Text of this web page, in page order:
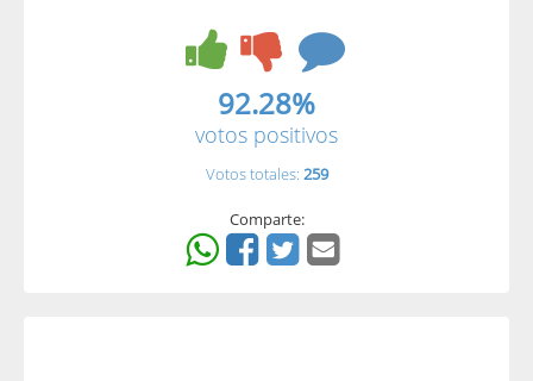
92.28%
votos positivos
Votos totales: 259
Comparte: